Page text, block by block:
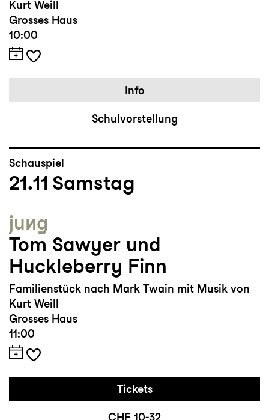
Kurt Weill
Grosses Haus
10:00
Info
Schulvorstellung
Schauspiel
21.11 Samstag
jung
Tom Sawyer und
Huckleberry Finn
Familienstück nach Mark Twain mit Musik von
Kurt Weill
Grosses Haus
11:00
Tickets